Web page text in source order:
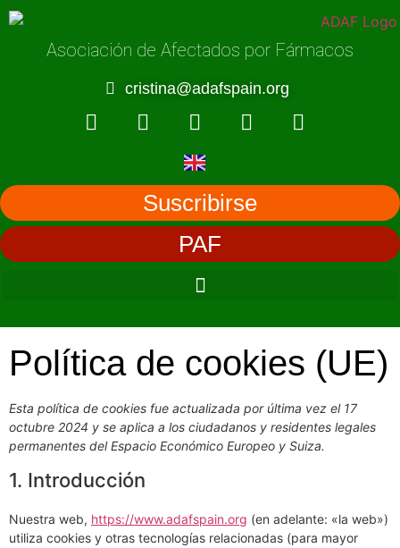
Asociación de Afectados por Fármacos
cristina@adafspain.org
Suscribirse
PAF
Política de cookies (UE)
Esta política de cookies fue actualizada por última vez el 17
octubre 2024 y se aplica a los ciudadanos y residentes legales
permanentes del Espacio Económico Europeo y Suiza.
1. Introducción
Nuestra web, https://www.adafspain.org (en adelante: «la web»)
utiliza cookies y otras tecnologías relacionadas (para mayor